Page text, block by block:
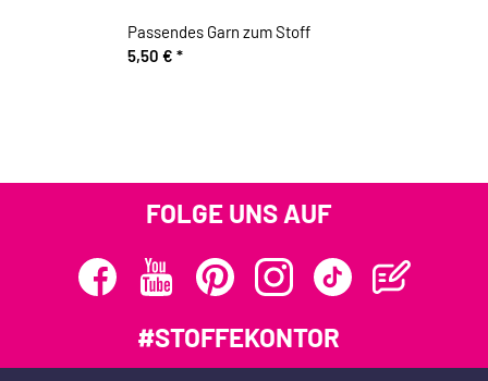
Passendes Garn zum Stoff
5,50 € *
FOLGE UNS AUF
#STOFFEKONTOR